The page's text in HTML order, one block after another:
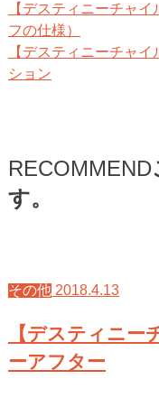
【デスティニーチャ
フの仕様）
【デスティニーチャ
ション
RECOMMEND
す。
その他 2018.4.13
【デスティニー
ーアフター